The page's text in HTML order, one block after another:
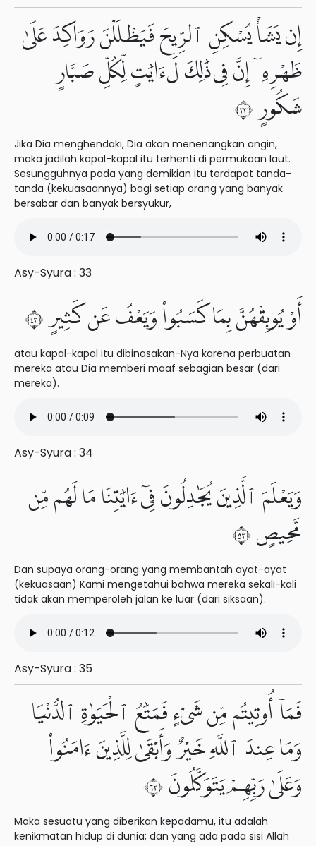
إِن يَشَأْ يُسْكِنِ ٱلرِّيحَ فَيَظْلَلْنَ رَوَاكِدَ عَلَىٰ
ظَهْرِهِۦٓ إِنَّ فِى ذَٰلِكَ لَءَايَٰتٍ لِّكُلِّ صَبَّارٍ
شَكُورٍ ٣٣
Jika Dia menghendaki, Dia akan menenangkan angin,
maka jadilah kapal-kapal itu terhenti di permukaan laut.
Sesungguhnya pada yang demikian itu terdapat tanda-
tanda (kekuasaannya) bagi setiap orang yang banyak
bersabar dan banyak bersyukur,
Asy-Syura : 33
أَوْ يُوبِقْهُنَّ بِمَا كَسَبُوا۟ وَيَعْفُ عَن كَثِيرٍ ٣٤
atau kapal-kapal itu dibinasakan-Nya karena perbuatan
mereka atau Dia memberi maaf sebagian besar (dari
mereka).
Asy-Syura : 34
وَيَعْلَمَ ٱلَّذِينَ يُجَٰدِلُونَ فِىٓ ءَايَٰتِنَا مَا لَهُم مِّن
مَّحِيصٍ ٣٥
Dan supaya orang-orang yang membantah ayat-ayat
(kekuasaan) Kami mengetahui bahwa mereka sekali-kali
tidak akan memperoleh jalan ke luar (dari siksaan).
Asy-Syura : 35
فَمَآ أُوتِيتُم مِّن شَىْءٍ فَمَتَٰعُ ٱلْحَيَوٰةِ ٱلدُّنْيَا
وَمَا عِندَ ٱللَّهِ خَيْرٌ وَأَبْقَىٰ لِلَّذِينَ ءَامَنُوا۟
وَعَلَىٰ رَبِّهِمْ يَتَوَكَّلُونَ ٣٦
Maka sesuatu yang diberikan kepadamu, itu adalah
kenikmatan hidup di dunia; dan yang ada pada sisi Allah